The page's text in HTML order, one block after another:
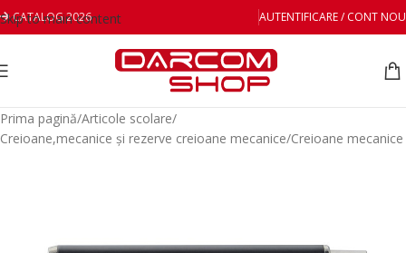
Skip to main content
CATALOG 2026 AUTENTIFICARE / CONT NOU
Prima pagină/Articole scolare/
Creioane,mecanice și rezerve creioane mecanice/Creioane mecanice